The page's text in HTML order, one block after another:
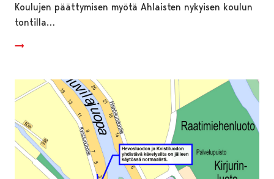
Koulujen päättymisen myötä Ahlaisten nykyisen koulun
tontilla…